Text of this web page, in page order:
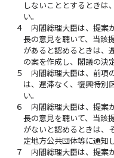
しないこととするときは
い。
４
内閣総理大臣は、提案
長の意見を聴いて、当該
があると認めるときは、
の案を作成し、閣議の決
５
内閣総理大臣は、前項
は、遅滞なく、復興特別
い。
６
内閣総理大臣は、提案
長の意見を聴いて、当該
がないと認めるときは、
定地方公共団体等に通知
７
内閣総理大臣は、提案